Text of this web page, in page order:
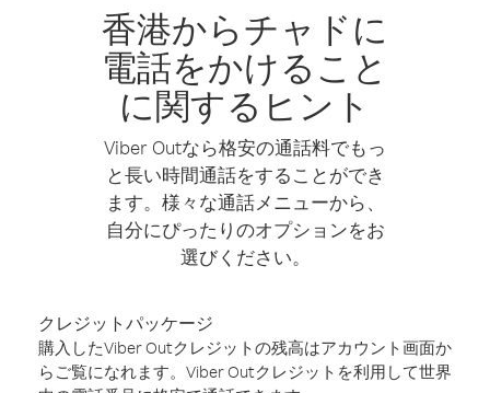
香港からチャドに
電話をかけること
に関するヒント
Viber Outなら格安の通話料でもっ
と長い時間通話をすることができ
ます。様々な通話メニューから、
自分にぴったりのオプションをお
選びください。
クレジットパッケージ
購入したViber Outクレジットの残高はアカウント画面か
らご覧になれます。Viber Outクレジットを利用して世界